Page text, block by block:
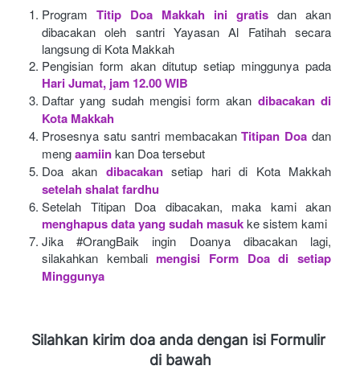
Program Titip Doa Makkah ini gratis dan akan
dibacakan oleh santri Yayasan Al Fatihah secara
langsung di Kota Makkah
Pengisian form akan ditutup setiap minggunya pada
Hari Jumat, jam 12.00 WIB
Daftar yang sudah mengisi form akan dibacakan di
Kota Makkah
Prosesnya satu santri membacakan Titipan Doa dan
mengaamiinkan Doa tersebut
Doa akan dibacakan setiap hari di Kota Makkah
setelah shalat fardhu
Setelah Titipan Doa dibacakan, maka kami akan
menghapus data yang sudah masukke sistem kami
Jika #OrangBaik ingin Doanya dibacakan lagi,
silakahkan kembali mengisi Form Doa di setiap
Minggunya
Silahkan kirim doa anda dengan isi Formulir
di bawah